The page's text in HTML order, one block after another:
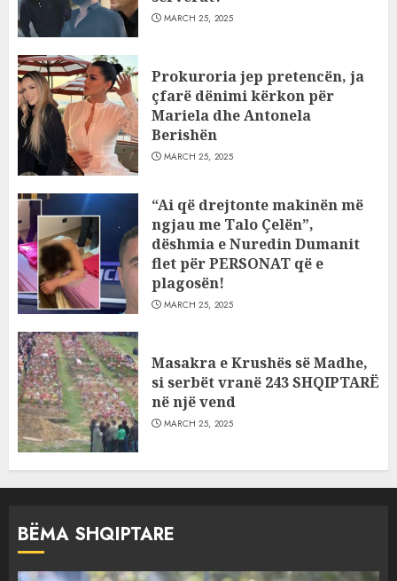
MARCH 25, 2025
Prokuroria jep pretencën, ja
çfarë dënimi kërkon për
Mariela dhe Antonela
Berishën
MARCH 25, 2025
“Ai që drejtonte makinën më
ngjau me Talo Çelën”,
dëshmia e Nuredin Dumanit
flet për PERSONAT që e
plagosën!
MARCH 25, 2025
Masakra e Krushës së Madhe,
si serbët vranë 243 SHQIPTARË
në një vend
MARCH 25, 2025
BËMA SHQIPTARE